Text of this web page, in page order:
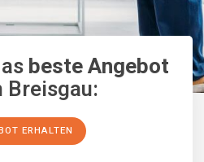
beste Angebot
Breisgau:
ERHALTEN